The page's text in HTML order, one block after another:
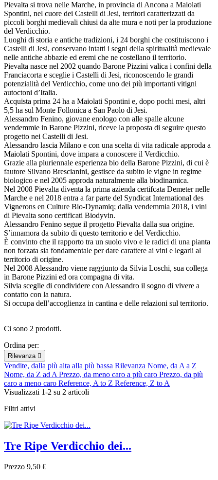
Pievalta si trova nelle Marche, in provincia di Ancona a Maiolati
Spontini, nel cuore dei Castelli di Jesi, territori caratterizzati da
piccoli borghi medievali chiusi da alte mura e noti per la produzione
del Verdicchio.
Luoghi di storia e antiche tradizioni, i 24 borghi che costituiscono i
Castelli di Jesi, conservano intatti i segni della spiritualità medievale
nelle antiche abbazie ed eremi che ne costellano il territorio.
Pievalta nasce nel 2002 quando Barone Pizzini valica i confini della
Franciacorta e sceglie i Castelli di Jesi, riconoscendo le grandi
potenzialità del Verdicchio, come uno dei più importanti vitigni
autoctoni d’Italia.
Acquista prima 24 ha a Maiolati Spontini e, dopo pochi mesi, altri
5,5 ha sul Monte Follonica a San Paolo di Jesi.
Alessandro Fenino, giovane enologo con alle spalle alcune
vendemmie in Barone Pizzini, riceve la proposta di seguire questo
progetto nei Castelli di Jesi.
Alessandro lascia Milano e con una scelta di vita radicale approda a
Maiolati Spontini, dove impara a conoscere il Verdicchio.
Grazie alla pluriennale esperienza bio della Barone Pizzini, di cui è
fautore Silvano Brescianini, gestisce da subito le vigne in regime
biologico e nel 2005 approda naturalmente alla biodinamica.
Nel 2008 Pievalta diventa la prima azienda certifcata Demeter nelle
Marche e nel 2018 entra a far parte del Syndicat International des
Vignerons en Culture Bio‐Dynamiq; dalla vendemmia 2018, i vini
di Pievalta sono certificati Biodyvin.
Alessandro Fenino segue il progetto Pievalta dalla sua origine.
S’innamora da subito di questo territorio e del Verdicchio.
È convinto che il rapporto tra un suolo vivo e le radici di una pianta
non forzata sia fondamentale per dare carattere ai vini e legarli al
territorio di origine.
Nel 2008 Alessandro viene raggiunto da Silvia Loschi, sua collega
in Barone Pizzini ed ora compagna di vita.
Silvia sceglie di condividere con Alessandro il sogno di vivere a
contatto con la natura.
Si occupa dell’accoglienza in cantina e delle relazioni sul territorio.
Ci sono 2 prodotti.
Ordina per:
Rilevanza 
Vendite, dalla più alta alla più bassa Rilevanza Nome, da A a Z
Nome, da Z ad APrezzo, da meno caro a più caro Prezzo, da più
caro a meno caro Reference, A to Z Reference, Z to A
Visualizzati 1-2 su 2 articoli
Filtri attivi
Tre Ripe Verdicchio dei...
Prezzo 9,50 €